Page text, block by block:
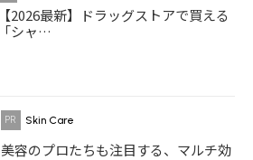
【2026最新】ドラッグストアで買える
「シャ…
Skin Care
美容のプロたちも注目する、マルチ効